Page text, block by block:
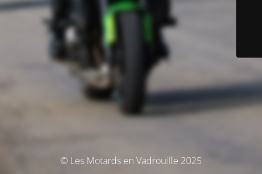
© Les Motards en Vadrouille 2025